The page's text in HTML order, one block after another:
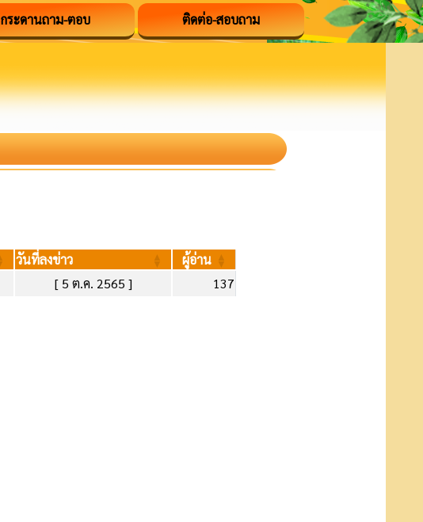
กระดานถาม-ตอบ ติดต่อ-สอบถาม
วันที่ลงข่าว
ผู้อ่าน
[ 5 ต.ค. 2565 ] 137